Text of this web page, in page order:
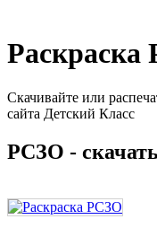
Скачивайте или
сайта Детский Класс
РСЗО -